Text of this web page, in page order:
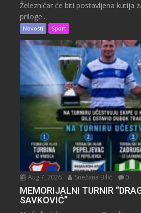
Železničar će biti postavljena kutija
priloge...
Novosti Sport
Aug 7, 2026 Snežana Bilić 0
MEMORIJALNI TURNIR
SAVKOVIĆ”